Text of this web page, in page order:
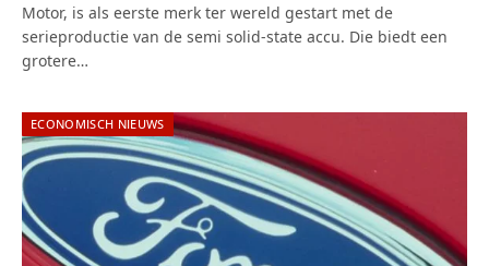
Motor, is als eerste merk ter wereld gestart met de
serieproductie van de semi solid-state accu. Die biedt een
grotere…
ECONOMISCH NIEUWS